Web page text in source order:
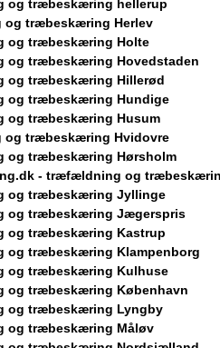
og træbeskæring hellerup
træbeskæring Herlev
og træbeskæring Holte
og træbeskæring Hovedstaden
og træbeskæring Hillerød
og træbeskæring Hundige
og træbeskæring Husum
træbeskæring Hvidovre
og træbeskæring Hørsholm
- træfældning og
og træbeskæring Jyllinge
og træbeskæring Jægerspris
og træbeskæring Kastrup
og træbeskæring Klampenborg
og træbeskæring Kulhuse
og træbeskæring København
og træbeskæring Lyngby
og træbeskæring Måløv